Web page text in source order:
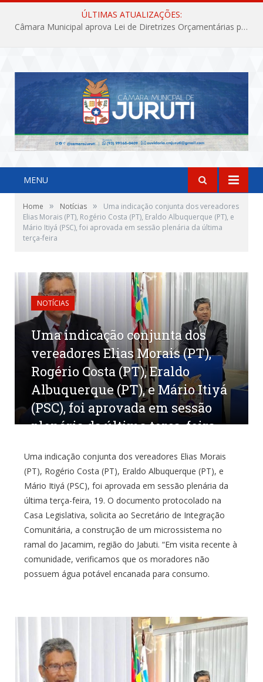
ÚLTIMAS ATUALIZAÇÕES:
Câmara Municipal aprova Lei de Diretrizes Orçamentárias para o exercício financeiro de 2027
MENU
Home » Notícias »
Uma indicação conjunta dos vereadores
Elias Morais (PT), Rogério Costa (PT), Eraldo Albuquerque (PT), e
Mário Itiyá (PSC), foi aprovada em sessão plenária da última
terça-feira
NOTÍCIAS
Uma indicação conjunta dos
vereadores Elias Morais (PT),
Rogério Costa (PT), Eraldo
Albuquerque (PT), e Mário Itiyá
(PSC), foi aprovada em sessão
plenária da última terça-feira
CR2-ADMIN1 em 19 DE MARÇO DE 2024
0
COMENTÁRIOS
Uma indicação conjunta dos vereadores Elias Morais
(PT), Rogério Costa (PT), Eraldo Albuquerque (PT), e
Mário Itiyá (PSC), foi aprovada em sessão plenária da
última terça-feira, 19. O documento protocolado na
Casa Legislativa, solicita ao Secretário de Integração
Comunitária, a construção de um microssistema no
ramal do Jacamim, região do Jabuti. “Em visita recente à
comunidade, verificamos que os moradores não
possuem água potável encanada para consumo.